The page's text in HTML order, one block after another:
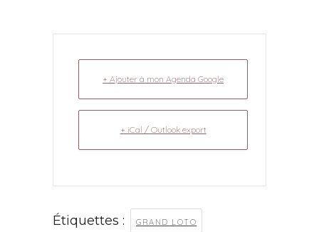
+ Ajouter à mon Agenda Google
+ iCal / Outlook export
Étiquettes : GRAND LOTO